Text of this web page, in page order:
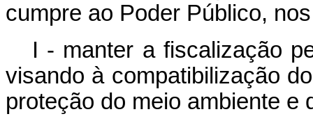
cumpre ao Poder Público,
I - manter a fiscalização
visando à compatibilização
proteção do meio ambiente e